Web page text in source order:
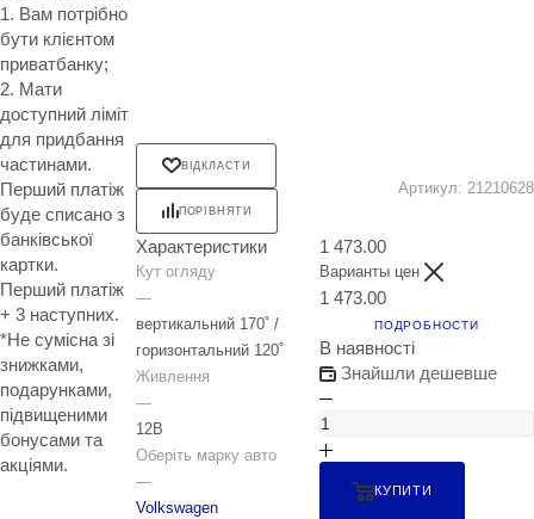
1. Вам потрібно
бути клієнтом
приватбанку;
2. Мати
доступний ліміт
для придбання
частинами.
Перший платіж
буде списано з
банківської
картки.
Перший платіж
+ 3 наступних.
*Не сумісна зі
знижками,
подарунками,
підвищеними
бонусами та
акціями.
ВІДКЛАСТИ
ПОРІВНЯТИ
Артикул: 21210628
Характеристики
Кут огляду
—
вертикальний 170˚ /
горизонтальний 120˚
Живлення
—
12В
Оберіть марку авто
—
Volkswagen
1 473.00
Варианты цен
1 473.00
ПОДРОБНОСТИ
В наявності
Знайшли дешевше
КУПИТИ